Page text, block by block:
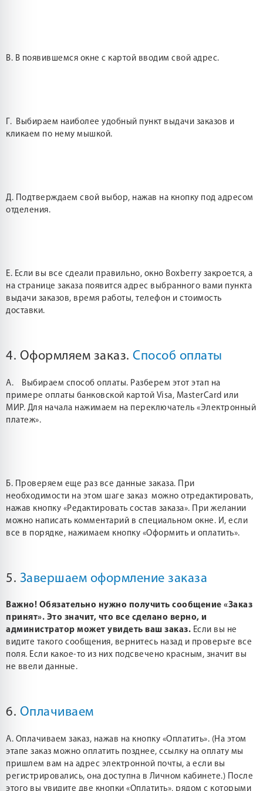
В. В появившемся окне с картой вводим свой адрес.
Г. Выбираем наиболее удобный пункт выдачи заказов и
кликаем по нему мышкой.
Д. Подтверждаем свой выбор, нажав на кнопку под адресом
отделения.
Е. Если вы все сдеали правильно, окно Boxberry закроется, а
на странице заказа появится адрес выбранного вами пункта
выдачи заказов, время работы, телефон и стоимость
доставки.
4. Оформляем заказ. Способ оплаты
А. Выбираем способ оплаты. Разберем этот этап на
примере оплаты банковской картой Visa, MasterCard или
МИР. Для начала нажимаем на переключатель «Электронный
платеж».
Б. Проверяем еще раз все данные заказа. При
необходимости на этом шаге заказ можно отредактировать,
нажав кнопку «Редактировать состав заказа». При желании
можно написать комментарий в специальном окне. И, если
все в порядке, нажимаем кнопку «Оформить и оплатить».
5. Завершаем оформление заказа
Важно! Обязательно нужно получить сообщение «Заказ
принят». Это значит, что все сделано верно, и
администратор может увидеть ваш заказ. Если вы не
видите такого сообщения, вернитесь назад и проверьте все
поля. Если какое-то из них подсвечено красным, значит вы
не ввели данные.
6. Оплачиваем
А. Оплачиваем заказ, нажав на кнопку «Оплатить». (На этом
этапе заказ можно оплатить позднее, ссылку на оплату мы
пришлем вам на адрес электронной почты, а если вы
регистрировались, она доступна в Личном кабинете.) После
этого вы увидите две кнопки «Оплатить», рядом с которыми